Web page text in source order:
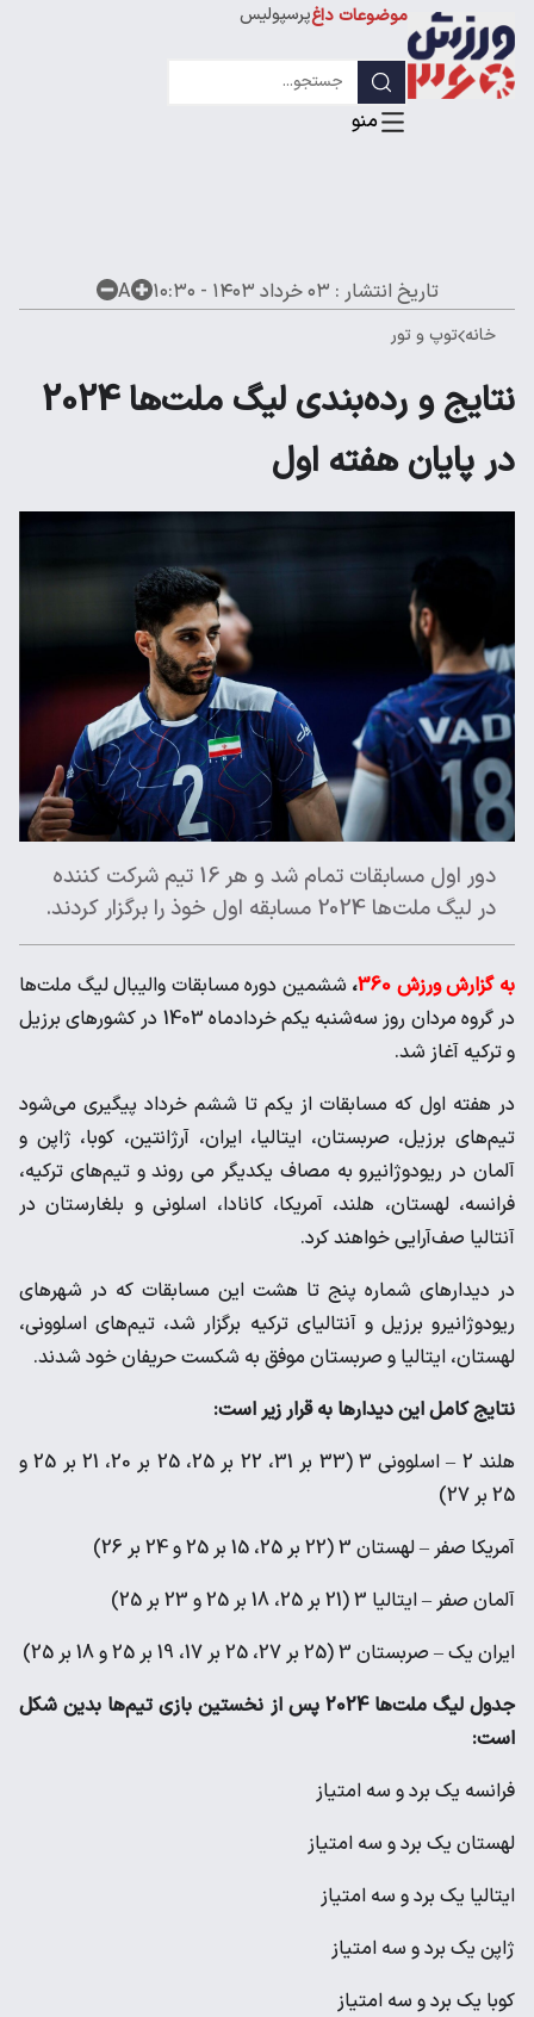
موضوعات داغپرسپولیس
لیگ قهرمانان
تاریخ انتشار : ۰۳ خرداد ۱۴۰۳ - ۱۰:۳۰ A
خانه توپ و تور
نتایج و رده‌بندی لیگ ملت‌ها 2024
در پایان هفته اول
دور اول مسابقات تمام شد و هر 16 تیم شرکت کننده
در لیگ ملت‌ها 2024 مسابقه اول خوذ را برگزار کردند.
به گزارش ورزش 360 ، ششمین دوره مسابقات والیبال لیگ ملت‌ها
در گروه مردان روز سه‌شنبه یکم خردادماه 1403 در کشورهای برزیل
و ترکیه آغاز شد.
در هفته اول که مسابقات از یکم تا ششم خرداد پیگیری می‌شود
تیم‌های برزیل، صربستان، ایتالیا، ایران، آرژانتین، کوبا، ژاپن و
آلمان در ریودوژانیرو به مصاف یکدیگر می روند و تیم‌های ترکیه،
فرانسه، لهستان، هلند، آمریکا، کانادا، اسلونی و بلغارستان در
آنتالیا صف‌آرایی خواهند کرد.
در دیدارهای شماره پنج تا هشت این مسابقات که در شهرهای
ریودوژانیرو برزیل و آنتالیای ترکیه برگزار شد، تیم‌های اسلوونی،
لهستان، ایتالیا و صربستان موفق به شکست حریفان خود شدند.
نتایج کامل این دیدارها به قرار زیر است:
هلند 2 – اسلوونی 3 (33 بر 31، 22 بر 25، 25 بر 20، 21 بر 25 و
25 بر 27)
آمریکا صفر – لهستان 3 (22 بر 25، 15 بر 25 و 24 بر 26)
آلمان صفر – ایتالیا 3 (21 بر 25، 18 بر 25 و 23 بر 25)
ایران یک – صربستان 3 (25 بر 27، 25 بر 17، 19 بر 25 و 18 بر 25)
جدول لیگ ملت‌ها 2024 پس از نخستین بازی تیم‌ها بدین شکل
است:
فرانسه یک برد و سه امتیاز
لهستان یک برد و سه امتیاز
ایتالیا یک برد و سه امتیاز
ژاپن یک برد و سه امتیاز
کوبا یک برد و سه امتیاز